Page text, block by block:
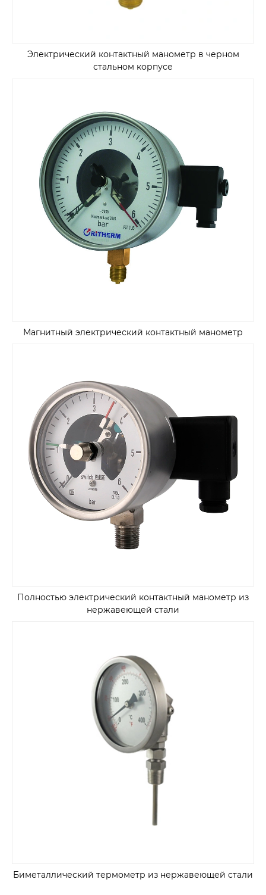
Электрический контактный манометр в черном
стальном корпусе
Магнитный электрический контактный манометр
Полностью электрический контактный манометр из
нержавеющей стали
Биметаллический термометр из нержавеющей стали